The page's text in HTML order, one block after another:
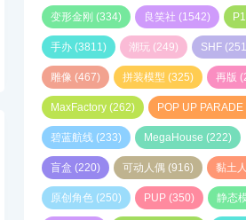
变形金刚 (334) 良笑社 (1542)
手办 (3811) 潮玩 (249) SHF
雕像 (467) 拼装模型 (325) 再版
MaxFactory (262) POP UP PARADE
碧蓝航线 (233) MegaHouse (222)
盲盒 (220) 可动人偶 (916) 黏土人
原创角色 (250) PUP (350) 静态